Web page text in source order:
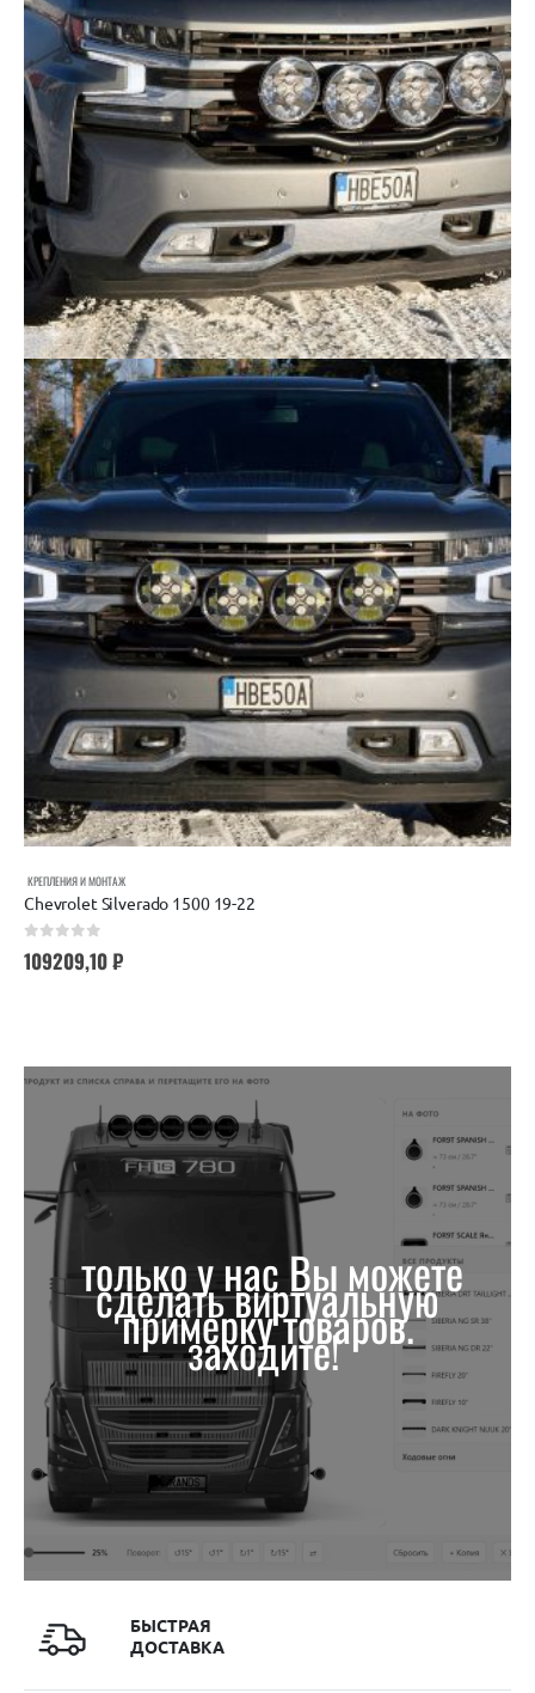
КРЕПЛЕНИЯ И МОНТАЖ
Chevrolet Silverado 1500 19-22
109209,10₽
только у нас Вы можете
сделать виртуальную
примерку товаров.
заходите!
БЫСТРАЯ
ДОСТАВКА